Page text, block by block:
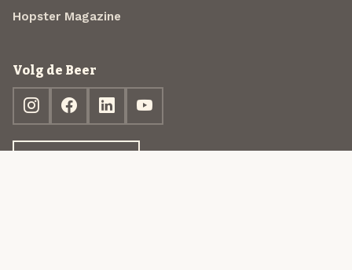
Hopster Magazine
Volg de Beer